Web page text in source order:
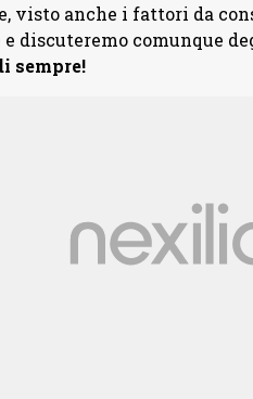
visto anche i fattori da
discuteremo comunque
sempre!